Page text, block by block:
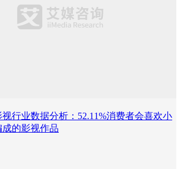
视行业数据分析：52.11%消费者会喜欢小
的影视作品